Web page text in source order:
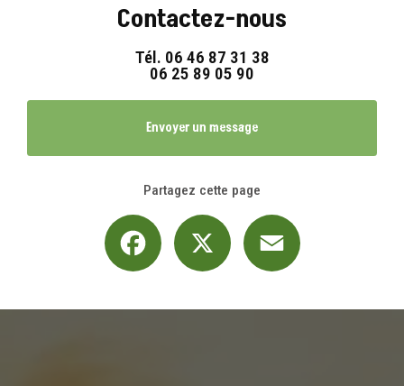
Contactez-nous
Tél. 06 46 87 31 38
06 25 89 05 90
Envoyer un message
Partagez cette page
Facebook